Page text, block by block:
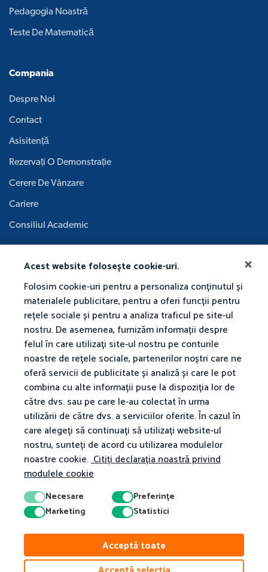
Acest website folosește cookie-uri.
Folosim cookie-uri pentru a personaliza conținutul și
materialele publicitare, pentru a oferi funcții pentru
rețele sociale și pentru a analiza traficul pe site-ul
nostru. De asemenea, furnizăm informații despre
felul în care utilizați site-ul nostru pe conturile
noastre de rețele sociale, partenerilor noștri care ne
oferă servicii de publicitate și analiză și care le pot
combina cu alte informații puse la dispoziția lor de
către dvs. sau pe care le-au colectat în urma
utilizării de către dvs. a serviciilor oferite. În cazul în
care alegeți să continuați să utilizați website-ul
nostru, sunteți de acord cu utilizarea modulelor
noastre cookie.Citiți declarația noastră privind
modulele cookie
Necesare
Preferințe
Marketing
Statistici
Acceptă toate
Pedagogia Noastră
Teste De Matematică
Compania
Despre Noi
Contact
Asisitență
Rezervați O Demonstrație
Cerere De Vânzare
Cariere
Consiliul Academic
© 2026 Matific. Toate drepturile rezervate.
Confidențialitate Termeni
Politica Privind Modulele Cookie